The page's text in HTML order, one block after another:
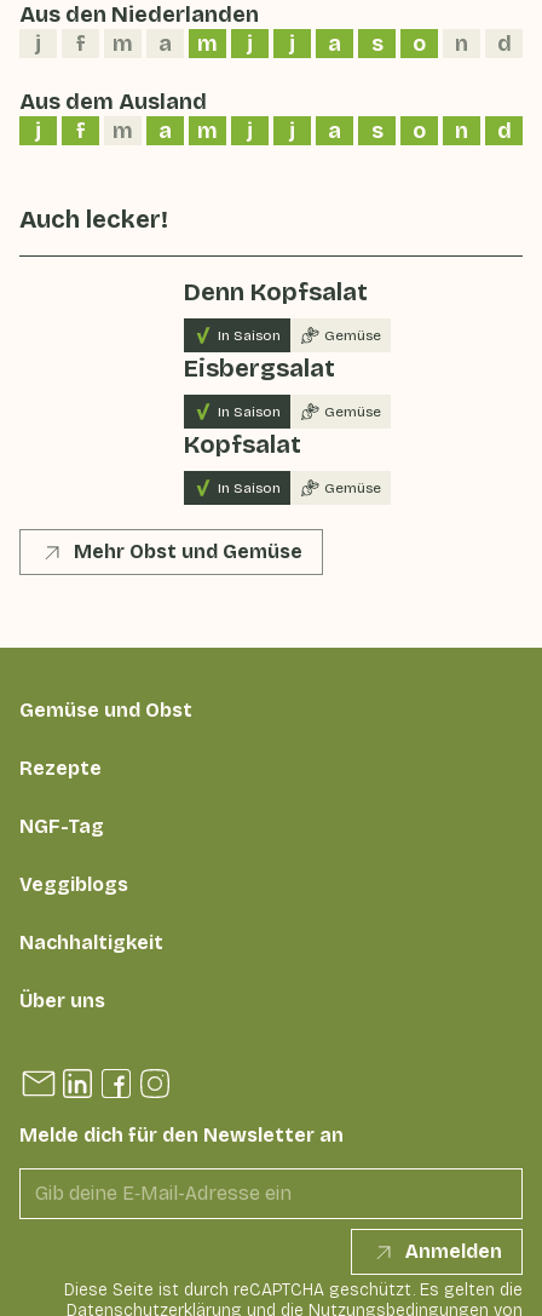
Aus den Niederlanden
j
f m a m j j a s o n d
Aus dem Ausland
j
f m a m j j a s o n d
Auch lecker!
Denn Kopfsalat
In Saison Gemüse
Eisbergsalat
In Saison Gemüse
Kopfsalat
In Saison Gemüse
Mehr Obst und Gemüse
Gemüse und Obst
Rezepte
NGF-Tag
Veggiblogs
Nachhaltigkeit
Über uns
Melde dich für den Newsletter an
Anmelden
Diese Seite ist durch reCAPTCHA geschützt. Es gelten die
Datenschutzerklärung und die Nutzungsbedingungen von